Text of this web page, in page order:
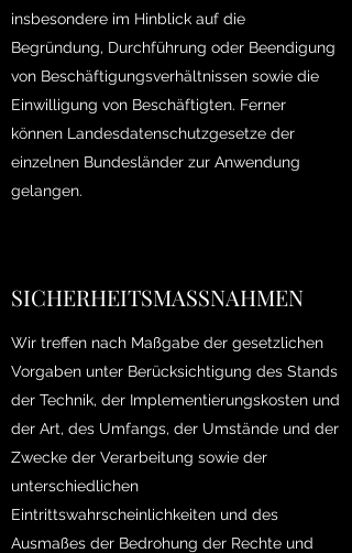
insbesondere im Hinblick auf die
Begründung, Durchführung oder Beendigung
von Beschäftigungsverhältnissen sowie die
Einwilligung von Beschäftigten. Ferner
können Landesdatenschutzgesetze der
einzelnen Bundesländer zur Anwendung
gelangen.
SICHERHEITSMASSNAHMEN
Wir treffen nach Maßgabe der gesetzlichen
Vorgaben unter Berücksichtigung des Stands
der Technik, der Implementierungskosten und
der Art, des Umfangs, der Umstände und der
Zwecke der Verarbeitung sowie der
unterschiedlichen
Eintrittswahrscheinlichkeiten und des
Ausmaßes der Bedrohung der Rechte und